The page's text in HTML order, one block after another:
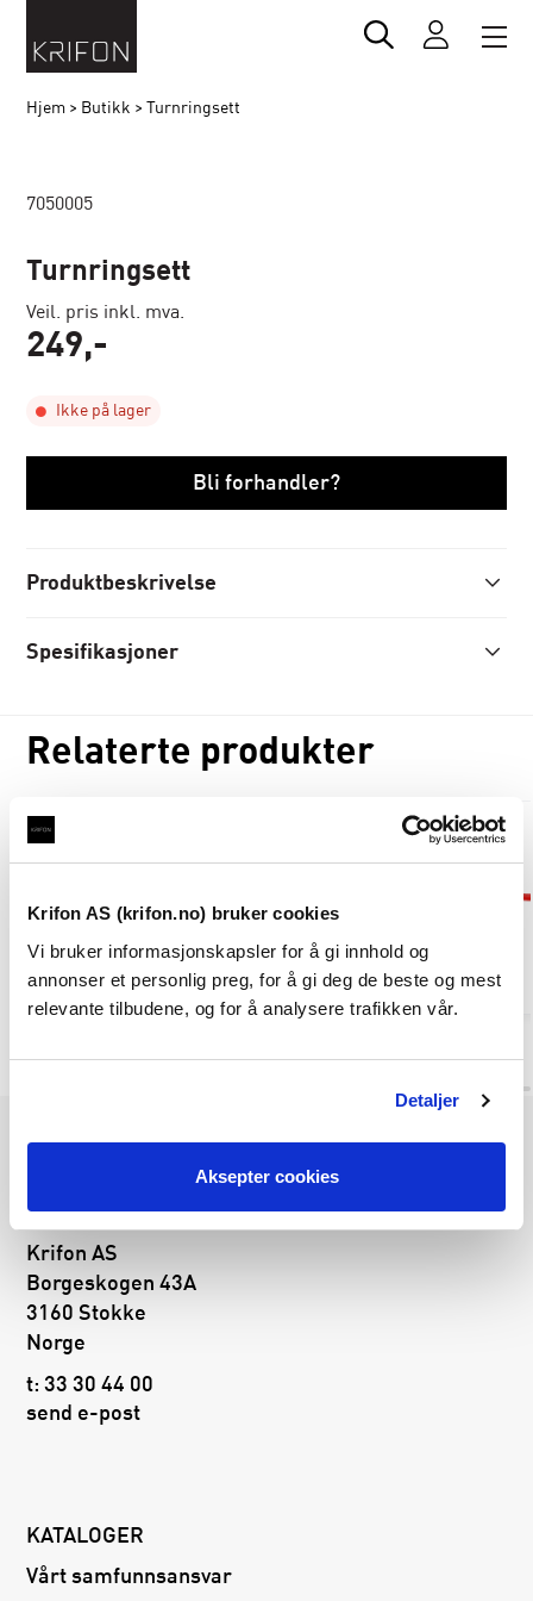
Krifon AS (krifon.no) bruker cookies
Vi bruker informasjonskapsler for å gi innhold og
annonser et personlig preg, for å gi deg de beste og mest
relevante tilbudene, og for å analysere trafikken vår.
Detaljer
Aksepter cookies
Hjem > Butikk >Turnringsett
7050005
Turnringsett
Veil. pris inkl. mva.
249,-
Ikke på lager
Bli forhandler?
Produktbeskrivelse
Spesifikasjoner
Relaterte produkter
Taustige 5 trinn
På lager
LES MER
Krifon AS
Borgeskogen 43A
3160 Stokke
Norge
t:33 30 44 00
send e-post
KATALOGER
Vårt samfunnsansvar